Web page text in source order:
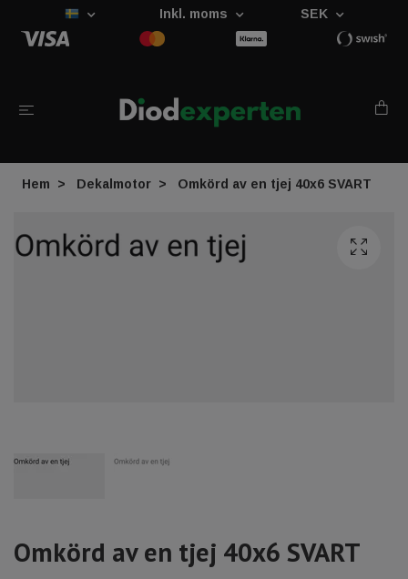
Inkl. moms SEK
Hem Dekalmotor Omkörd av en tjej 40x6 SVART
Omkörd av en tjej 40x6 SVART